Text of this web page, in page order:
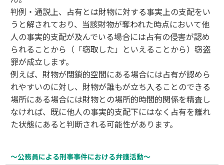
判例・通説上、占有とは財物に対する事実上の支配をい
うと解されており、当該財物が奪われた時点において他
人の事実的支配が及んでいる場合には占有の侵害が認め
られることから（「窃取した」といえることから）窃盗
罪が成立します。
例えば、財物が閉鎖的空間にある場合には占有が認めら
れやすいのに対し、財物が誰もが立ち入ることのできる
場所にある場合には財物との場所的時間的関係を精査し
なければ、既に他人の事実的支配下にはなく占有を離れ
た状態にあると判断される可能性があります。
〜公務員による刑事事件における弁護活動〜